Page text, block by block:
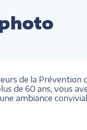
de la Prévention
de 60 ans, vous
ambiance